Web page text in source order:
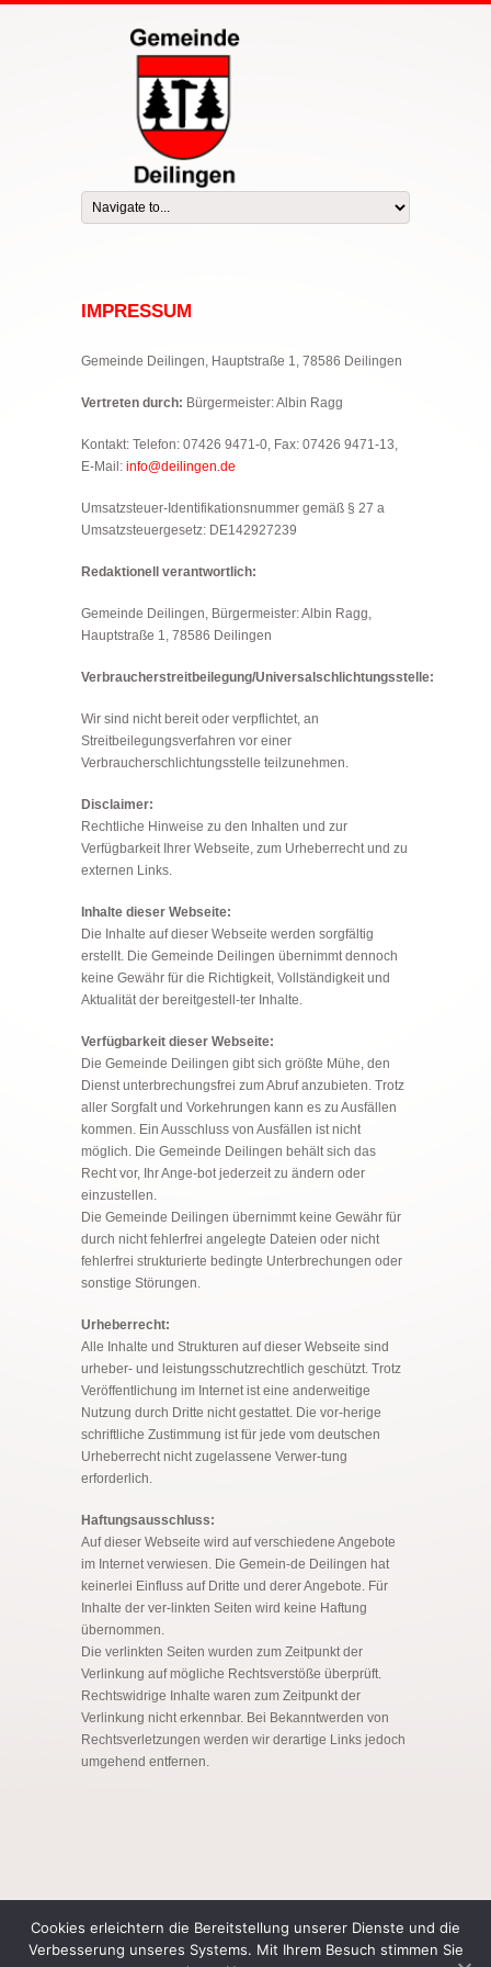
IMPRESSUM
Gemeinde Deilingen, Hauptstraße 1, 78586 Deilingen
Vertreten durch: Bürgermeister: Albin Ragg
Kontakt: Telefon: 07426 9471-0, Fax: 07426 9471-13,
E-Mail: info@deilingen.de
Umsatzsteuer-Identifikationsnummer gemäß § 27 a
Umsatzsteuergesetz: DE142927239
Redaktionell verantwortlich:
Gemeinde Deilingen, Bürgermeister: Albin Ragg,
Hauptstraße 1, 78586 Deilingen
Verbraucherstreitbeilegung/Universalschlichtungsstelle:
Wir sind nicht bereit oder verpflichtet, an
Streitbeilegungsverfahren vor einer
Verbraucherschlichtungsstelle teilzunehmen.
Disclaimer:
Rechtliche Hinweise zu den Inhalten und zur
Verfügbarkeit Ihrer Webseite, zum Urheberrecht und zu
externen Links.
Inhalte dieser Webseite:
Die Inhalte auf dieser Webseite werden sorgfältig
erstellt. Die Gemeinde Deilingen übernimmt dennoch
keine Gewähr für die Richtigkeit, Vollständigkeit und
Aktualität der bereitgestell-ter Inhalte.
Verfügbarkeit dieser Webseite:
Die Gemeinde Deilingen gibt sich größte Mühe, den
Dienst unterbrechungsfrei zum Abruf anzubieten. Trotz
aller Sorgfalt und Vorkehrungen kann es zu Ausfällen
kommen. Ein Ausschluss von Ausfällen ist nicht
möglich. Die Gemeinde Deilingen behält sich das
Recht vor, Ihr Ange-bot jederzeit zu ändern oder
einzustellen.
Die Gemeinde Deilingen übernimmt keine Gewähr für
durch nicht fehlerfrei angelegte Dateien oder nicht
fehlerfrei strukturierte bedingte Unterbrechungen oder
sonstige Störungen.
Urheberrecht:
Alle Inhalte und Strukturen auf dieser Webseite sind
urheber- und leistungsschutzrechtlich geschützt. Trotz
Veröffentlichung im Internet ist eine anderweitige
Nutzung durch Dritte nicht gestattet. Die vor-herige
schriftliche Zustimmung ist für jede vom deutschen
Urheberrecht nicht zugelassene Verwer-tung
erforderlich.
Haftungsausschluss:
Auf dieser Webseite wird auf verschiedene Angebote
im Internet verwiesen. Die Gemein-de Deilingen hat
keinerlei Einfluss auf Dritte und derer Angebote. Für
Inhalte der ver-linkten Seiten wird keine Haftung
übernommen.
Die verlinkten Seiten wurden zum Zeitpunkt der
Verlinkung auf mögliche Rechtsverstöße überprüft.
Rechtswidrige Inhalte waren zum Zeitpunkt der
Verlinkung nicht erkennbar. Bei Bekanntwerden von
Rechtsverletzungen werden wir derartige Links jedoch
umgehend entfernen.
Gemeinde Deilingen
Ortsplan | Kontakt
Cookies erleichtern die Bereitstellung unserer Dienste und die
Verbesserung unseres Systems. Mit Ihrem Besuch stimmen Sie